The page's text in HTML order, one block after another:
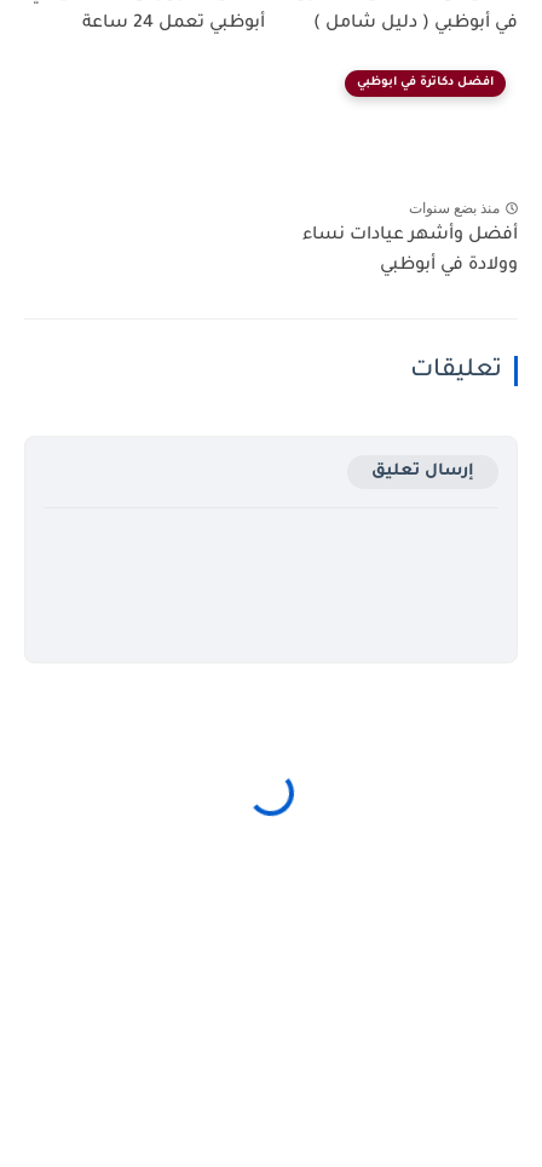
في أبوظبي ( دليل شامل )
أبوظبي تعمل 24 ساعة
افضل دكاترة في ابوظبي
منذ بضع سنوات
أفضل وأشهر عيادات نساء
وولادة في أبوظبي
تعليقات
إرسال تعليق